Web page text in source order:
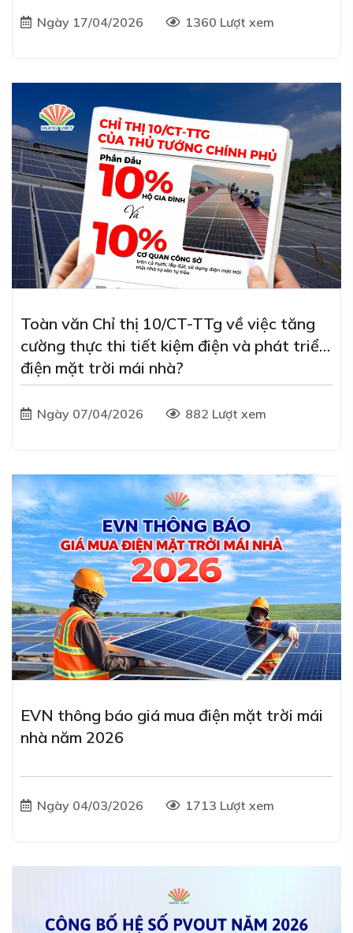
Ngày 17/04/2026 1360 Lượt xem
Toàn văn Chỉ thị 10/CT-TTg về việc tăng
cường thực thi tiết kiệm điện và phát triển
điện mặt trời mái nhà?
Ngày 07/04/2026 882 Lượt xem
EVN thông báo giá mua điện mặt trời mái
nhà năm 2026
Ngày 04/03/2026 1713 Lượt xem